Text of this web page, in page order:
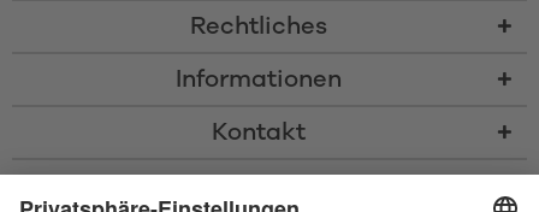
Rechtliches
Informationen
Kontakt